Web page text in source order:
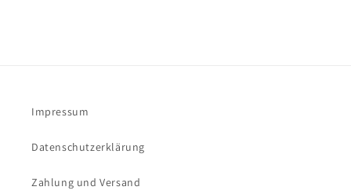
Impressum
Datenschutzerklärung
Zahlung und Versand